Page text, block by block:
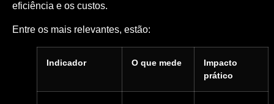
eficiência e os custos.
Entre os mais relevantes, estão:
Indicador O que mede
Impacto
prático